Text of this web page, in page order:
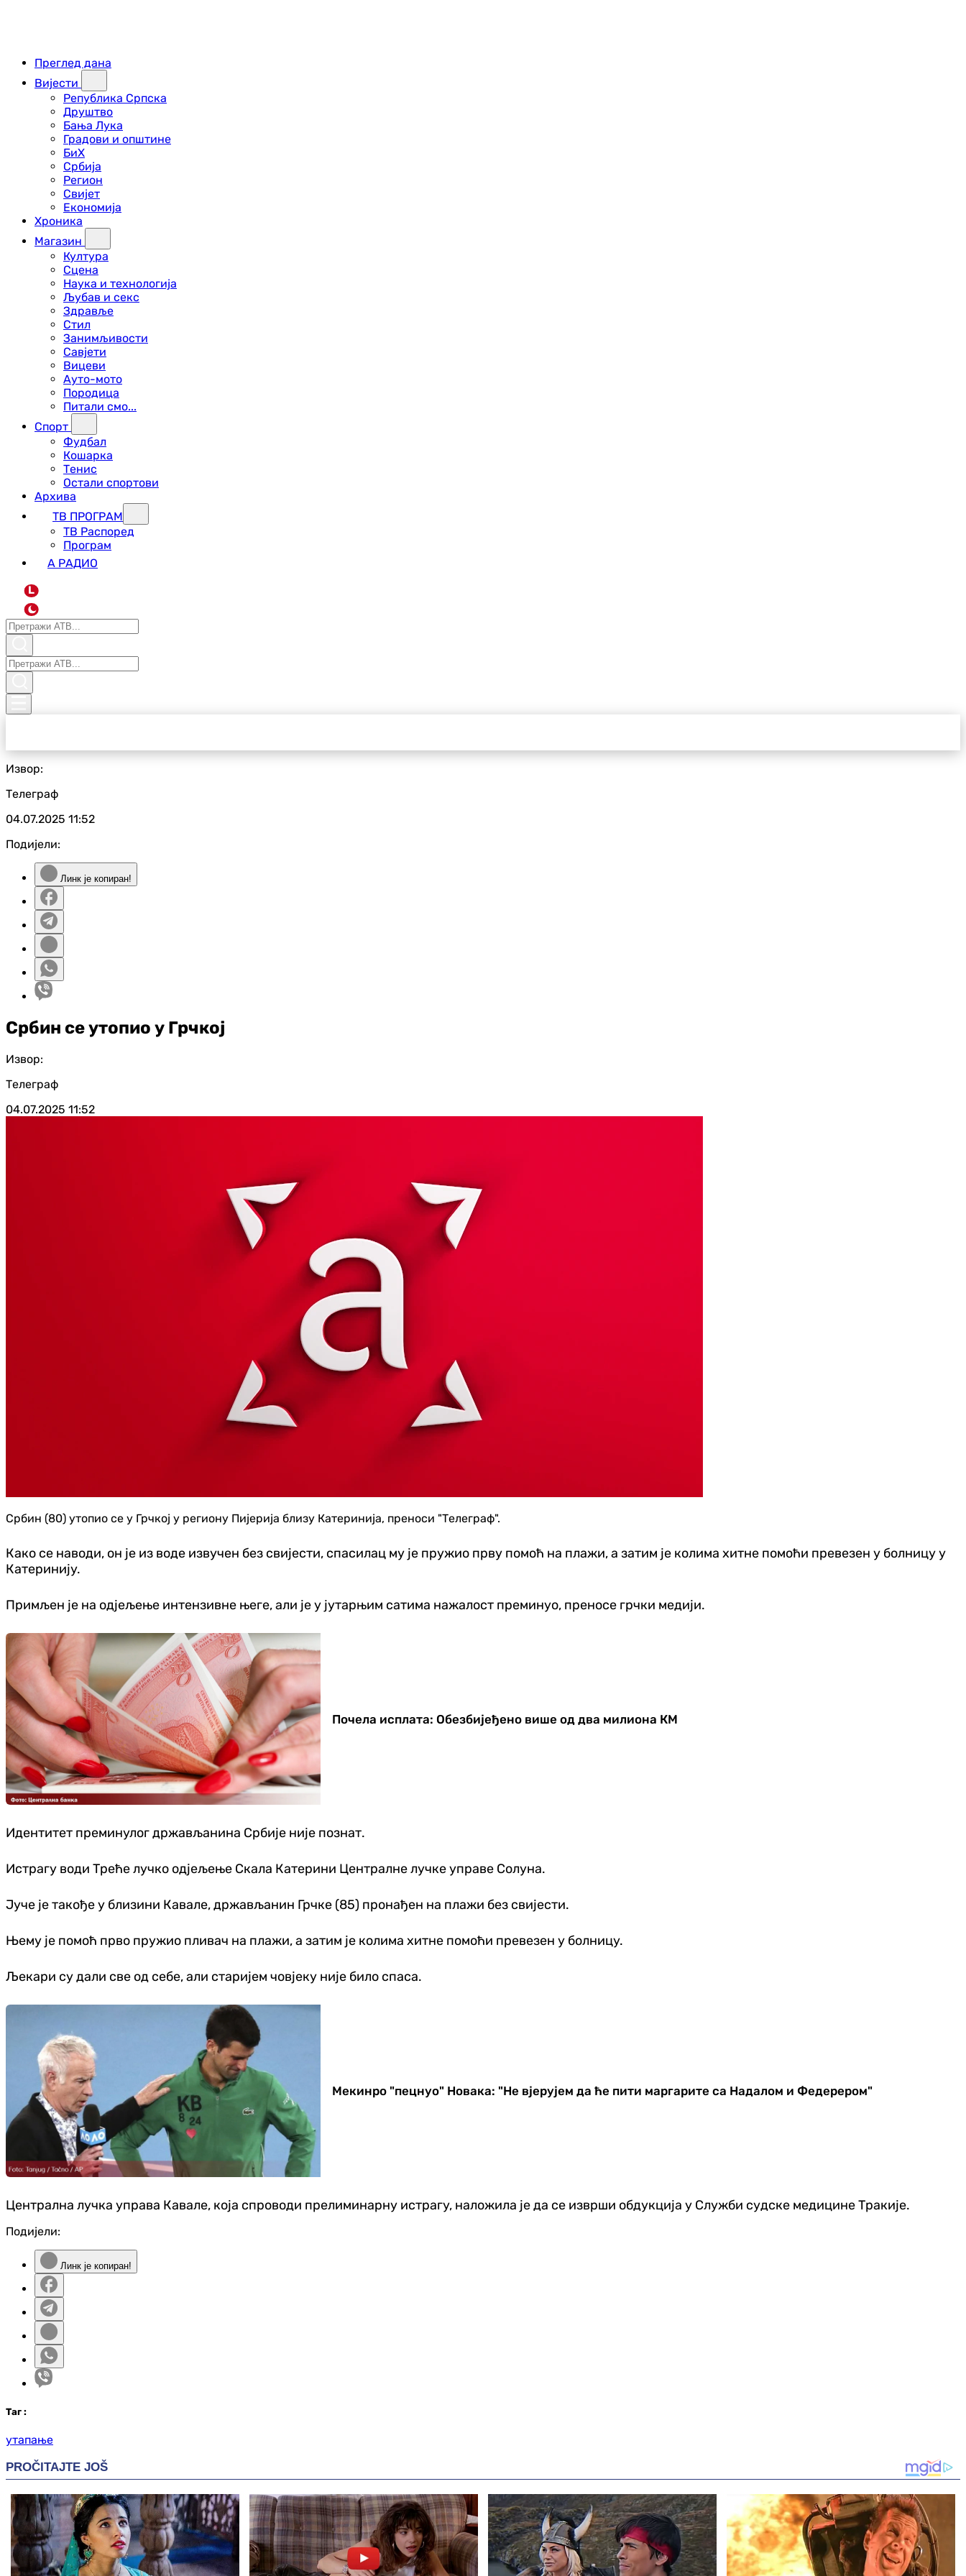
Преглед дана
Вијести
Република Српска
Друштво
Бања Лука
Градови и општине
БиХ
Србија
Регион
Свијет
Економија
Хроника
Магазин
Култура
Сцена
Наука и технологија
Љубав и секс
Здравље
Стил
Занимљивости
Савјети
Вицеви
Ауто-мото
Породица
Питали смо...
Спорт
Фудбал
Кошарка
Тенис
Остали спортови
Архива
ТВ ПРОГРАМ
ТВ Распоред
Програм
А РАДИО
L
Извор:
Телеграф
04.07.2025 11:52
Подијели:
Линк је копиран!
Србин се утопио у Грчкој
Извор:
Телеграф
04.07.2025 11:52
Србин (80) утопио се у Грчкој у региону Пијерија близу Катеринија, преноси "Телеграф".
Како се наводи, он је из воде извучен без свијести, спасилац му је пружио прву помоћ на плажи, а затим је колима хитне помоћи превезен у болницу у
Катеринију.
Примљен је на одјељење интензивне његе, али је у јутарњим сатима нажалост преминуо, преносе грчки медији.
Почела исплата: Обезбијеђено више од два милиона КМ
Идентитет преминулог држављанина Србије није познат.
Истрагу води Треће лучко одјељење Скала Катерини Централне лучке управе Солуна.
Јуче је такође у близини Кавале, држављанин Грчке (85) пронађен на плажи без свијести.
Њему је помоћ прво пружио пливач на плажи, а затим је колима хитне помоћи превезен у болницу.
Љекари су дали све од себе, али старијем човјеку није било спаса.
Мекинро "пецнуо" Новака: "Не вјерујем да ће пити маргарите са Надалом и Федерером"
Централна лучка управа Кавале, која спроводи прелиминарну истрагу, наложила је да се изврши обдукција у Служби судске медицине Тракије.
Подијели:
Линк је копиран!
Таг :
утапање